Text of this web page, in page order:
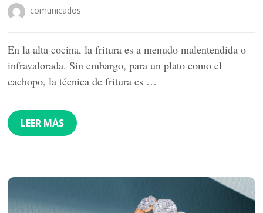
comunicados
En la alta cocina, la fritura es a menudo malentendida o
infravalorada. Sin embargo, para un plato como el
cachopo, la técnica de fritura es …
LEER MÁS